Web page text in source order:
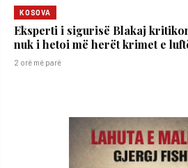
KOSOVA
Eksperti i sigurisë Blakaj
nuk i hetoi më herët krimet e
2 orë më parë